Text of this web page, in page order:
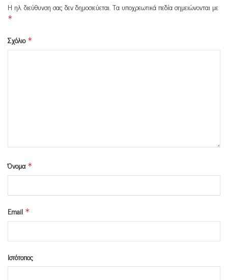
Η ηλ. διεύθυνση σας δεν δημοσιεύεται. Τα υποχρεωτικά πεδία σημειώνονται με
*
Σχόλιο *
Όνομα *
Email *
Ιστότοπος